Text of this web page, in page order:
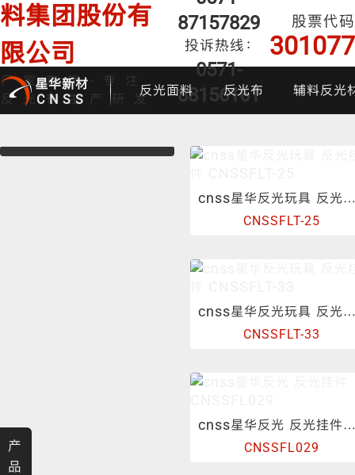
料集团股份有
限公司
厂家直销·专注
反光布生产研发
87157829
投诉热线：
0571-
88156161
股票代码
301077
星华新材
CNSS
反光面料
渐变反光面料
反光布 辅料反光
彩色反光布
cnss星华反光玩具 反光挂件 CNSSFLT-25
CNSSFLT-25
cnss星华反光玩具 反光挂件 CNSSFLT-33
CNSSFLT-33
cnss星华反光 反光挂件CNSSFL029
CNSSFL029
产
品